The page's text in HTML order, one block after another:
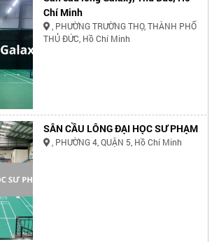
Chí Minh
, PHƯỜNG TRƯỜNG THỌ, THÀNH PHỐ
THỦ ĐỨC, Hồ Chí Minh
SÂN CẦU LÔNG ĐẠI HỌC SƯ PHẠM
, PHƯỜNG 4, QUẬN 5, Hồ Chí Minh